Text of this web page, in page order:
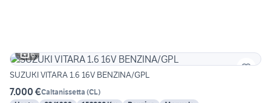
6
SUZUKI VITARA 1.6 16V BENZINA/GPL
7.000 €Caltanissetta (CL)